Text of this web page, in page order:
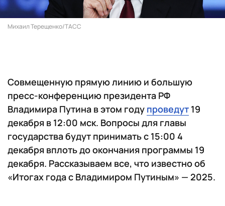
Михаил Терещенко/ТАСС
Совмещенную прямую линию и большую
пресс-конференцию президента РФ
Владимира Путина в этом году проведут 19
декабря в 12:00 мск. Вопросы для главы
государства будут принимать с 15:00 4
декабря вплоть до окончания программы 19
декабря. Рассказываем все, что известно об
«Итогах года с Владимиром Путиным» — 2025.